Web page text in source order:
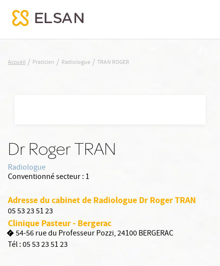
TRAN ROGER
Accueil / Praticien / Radiologue / TRAN ROGER
Dr Roger TRAN
Radiologue
Conventionné secteur : 1
Adresse du cabinet de Radiologue Dr Roger TRAN
05 53 23 51 23
Clinique Pasteur - Bergerac
54-56 rue du Professeur Pozzi, 24100 BERGERAC
Tél :05 53 23 51 23